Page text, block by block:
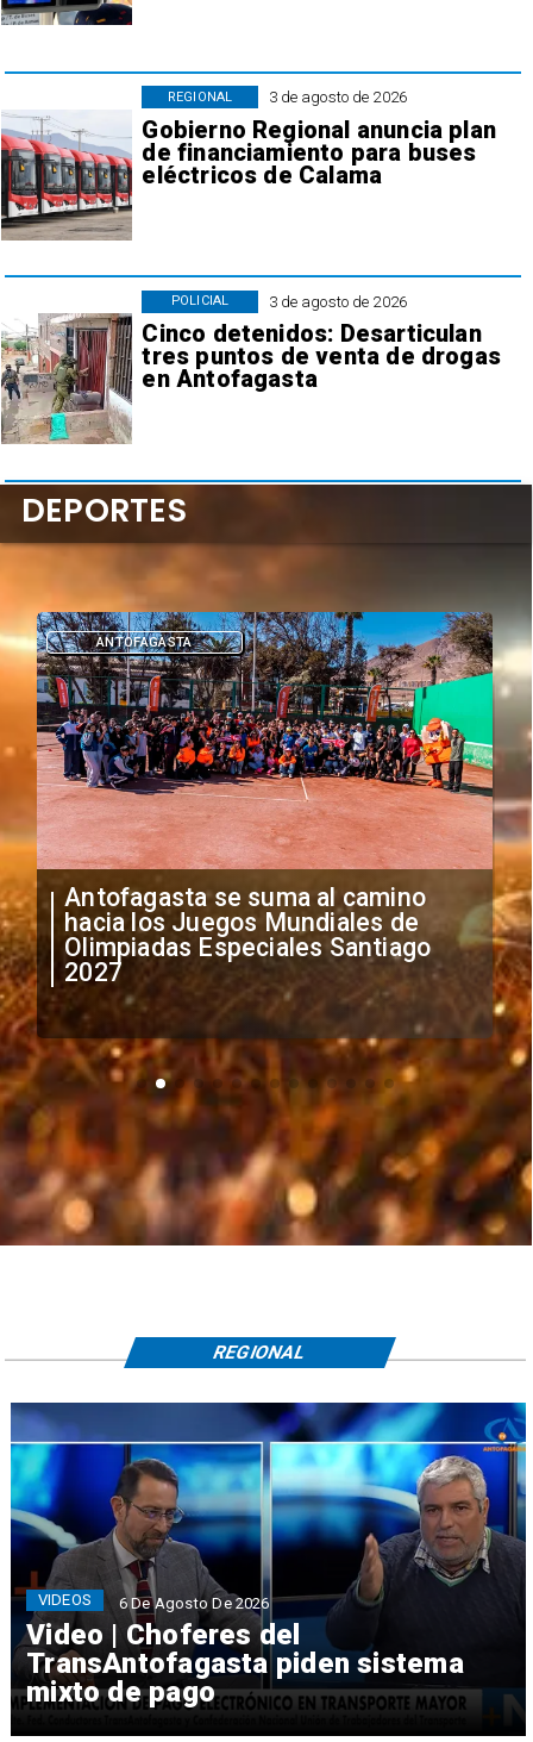
3 de agosto de 2026
Gobierno Regional anuncia plan
de financiamiento para buses
eléctricos de Calama
REGIONAL
3 de agosto de 2026
Cinco detenidos: Desarticulan
tres puntos de venta de drogas
en Antofagasta
POLICIAL
"Falta de profesionalismo": Sifup
anuncia medidas por situación
irregular de futbolistas
extranjeros
DEPORTES
DEPORTES
Video | Choferes del
TransAntofagasta piden sistema
mixto de pago
VIDEOS 6 De Agosto De 2026
REGIONAL